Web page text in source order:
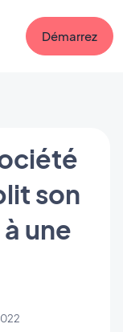
Démarrez
son
une